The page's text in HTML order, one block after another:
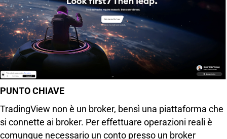
PUNTO CHIAVE
TradingView non è un broker, bensì una piattaforma che
si connette ai broker. Per effettuare operazioni reali è
comunque necessario un conto presso un broker